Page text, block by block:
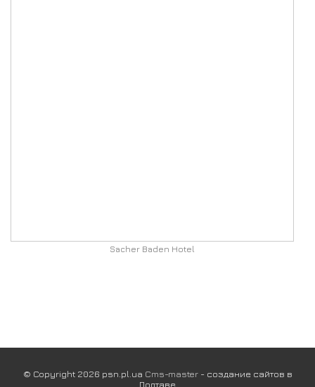
Sacher Baden Hotel
© Copyright 2026 psn.pl.ua Cms-master- создание сайтов в
Полтаве